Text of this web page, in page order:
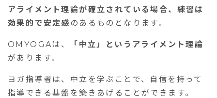
アライメント理論が確立されている場合、練習は
効果的で安定感 のあるものとなります。
OMYOGAは、 「 中 立」というアライメント理論
があります。
ヨガ指導者は、中立を学ぶことで、自信を持って
指導できる基盤を築きあげることができます。